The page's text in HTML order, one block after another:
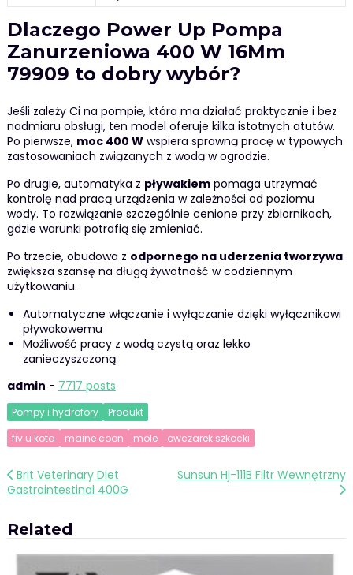
Dlaczego Power Up Pompa
Zanurzeniowa 400 W 16Mm
79909 to dobry wybór?
Jeśli zależy Ci na pompie, która ma działać praktycznie i bez
nadmiaru obsługi, ten model oferuje kilka istotnych atutów.
Po pierwsze, moc 400 Wwspiera sprawną pracę w typowych
zastosowaniach związanych z wodą w ogrodzie.
Po drugie, automatyka z pływakiempomaga utrzymać
kontrolę nad pracą urządzenia w zależności od poziomu
wody. To rozwiązanie szczególnie cenione przy zbiornikach,
gdzie warunki potrafią się zmieniać.
Po trzecie, obudowa z odpornego na uderzenia tworzywa
zwiększa szansę na długą żywotność w codziennym
użytkowaniu.
Automatyczne włączanie i wyłączanie dzięki wyłącznikowi
pływakowemu
Możliwość pracy z wodą czystą oraz lekko
zanieczyszczoną
admin - 7717 posts
Pompy i hydrofory
Produkt
fiv u kota
maine coon mole owczarek szkocki
Nawigacja
wpisu
Brit Veterinary Diet
Gastrointestinal 400G
Sunsun Hj-111B Filtr Wewnętrzny
Related